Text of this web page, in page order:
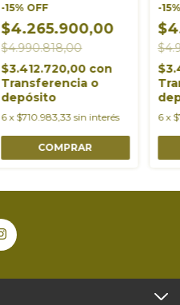
-15% OFF
$4.265.900,00
$4.990.818,00
$3.412.720,00 con
Transferencia o
depósito
6 x $710.983,33 sin interés
-15
6 x